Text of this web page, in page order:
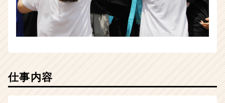
仕事内容